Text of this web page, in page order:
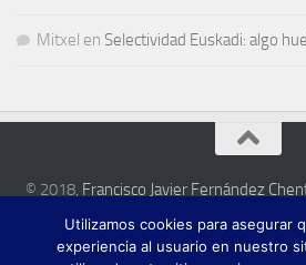
Mitxel en Selectividad Euskadi: algo
© 2018, Francisco Javier Fernández
Esta web es una iniciativa privada de sus
Utilizamos cookies para asegurar
experiencia al usuario en nuestro